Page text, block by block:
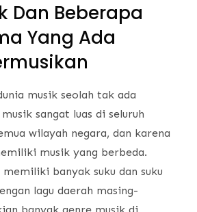
Dan Beberapa
Yang Ada
musik seolah tak ada
sangat luas di seluruh
wilayah negara, dan karena
musik yang berbeda.
banyak suku dan suku
lagu daerah masing-